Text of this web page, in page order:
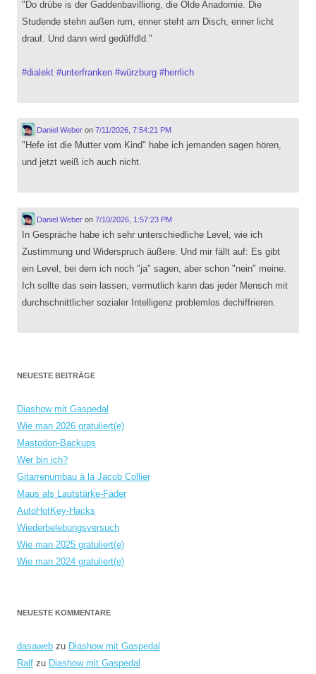
"Do drübe is der Gaddenbavilliong, die Olde Anadomie. Die
Studende stehn außen rum, enner steht am Disch, enner licht
drauf. Und dann wird gedüffdld."
#dialekt #unterfranken #würzburg #herrlich
Daniel Weberon 7/11/2026, 7:54:21 PM
"Hefe ist die Mutter vom Kind" habe ich jemanden sagen hören,
und jetzt weiß ich auch nicht.
Daniel Weberon 7/10/2026, 1:57:23 PM
In Gespräche habe ich sehr unterschiedliche Level, wie ich
Zustimmung und Widerspruch äußere. Und mir fällt auf: Es gibt
ein Level, bei dem ich noch "ja" sagen, aber schon "nein" meine.
Ich sollte das sein lassen, vermutlich kann das jeder Mensch mit
durchschnittlicher sozialer Intelligenz problemlos dechiffrieren.
NEUESTE BEITRÄGE
Diashow mit Gaspedal
Wie man 2026 gratuliert(e)
Mastodon-Backups
Wer bin ich?
Gitarrenumbau à la Jacob Collier
Maus als Lautstärke-Fader
AutoHotKey-Hacks
Wiederbelebungsversuch
Wie man 2025 gratuliert(e)
Wie man 2024 gratuliert(e)
NEUESTE KOMMENTARE
dasaweb zu Diashow mit Gaspedal
Ralf zu Diashow mit Gaspedal